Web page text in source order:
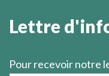
Lettre
Pour recevoir notre